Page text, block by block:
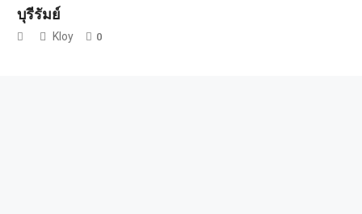
บุรีรัมย์
Kloy 0